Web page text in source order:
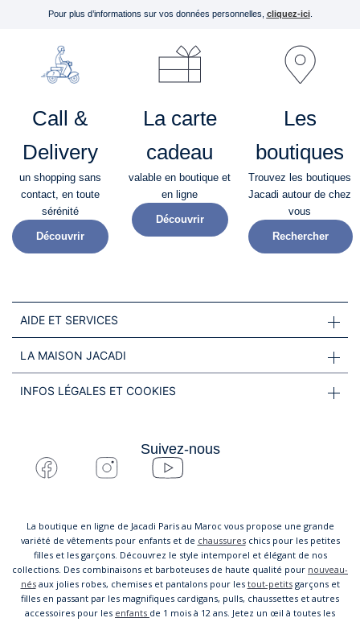
Pour plus d’informations sur vos données personnelles, cliquez-ici.
Call &
Delivery
un shopping sans
contact, en toute
sérénité​
Découvrir
La carte
cadeau
valable en boutique et
en ligne
Découvrir
Les
boutiques
Trouvez les boutiques
Jacadi autour de chez
vous
Rechercher
AIDE ET SERVICES
LA MAISON JACADI
INFOS LÉGALES ET COOKIES
Suivez-nous
La boutique en ligne de Jacadi Paris au Maroc vous propose une grande
variété de vêtements pour enfants et de chaussureschics pour les petites
filles et les garçons. Découvrez le style intemporel et élégant de nos
collections. Des combinaisons et barboteuses de haute qualité pour nouveau-
nésaux jolies robes, chemises et pantalons pour les tout-petitsgarçons et
filles en passant par les magnifiques cardigans, pulls, chaussettes et autres
accessoires pour les enfants de 1 mois à 12 ans. Jetez un œil à toutes les